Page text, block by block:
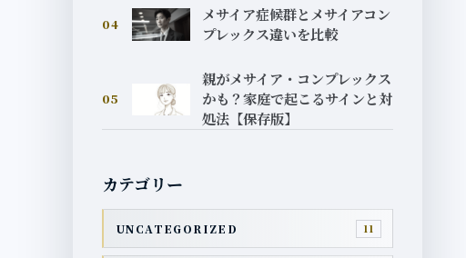
04
メサイア症候群とメサイアコン
プレックス違いを比較
05
親がメサイア・コンプレックス
かも？家庭で起こるサインと対
処法【保存版】
カテゴリー
UNCATEGORIZED 11